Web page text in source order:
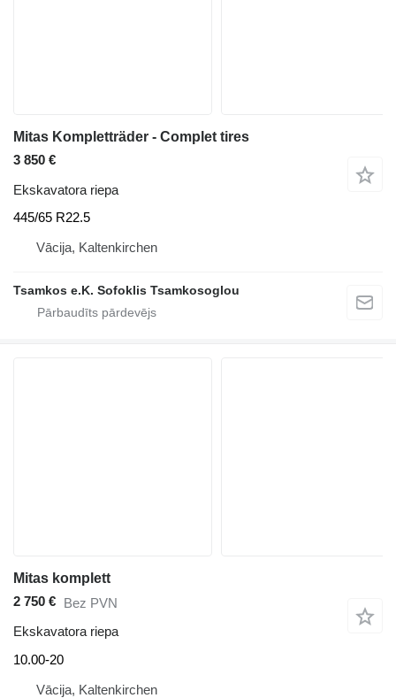
Mitas Kompletträder - Complet tires
3 850 €
Ekskavatora riepa
445/65 R22.5
Vācija, Kaltenkirchen
Tsamkos e.K. Sofoklis Tsamkosoglou
Mitas komplett
2 750 € Bez PVN
Ekskavatora riepa
10.00-20
Vācija, Kaltenkirchen